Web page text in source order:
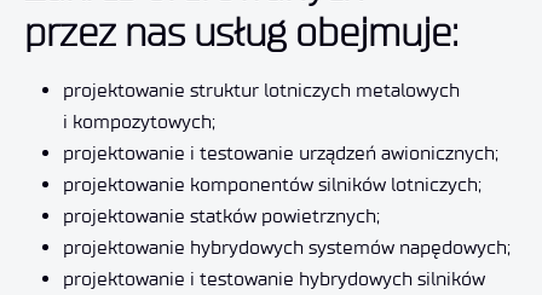
przez nas usług obejmuje:
projektowanie struktur lotniczych metalowych
i kompozytowych;
projektowanie i testowanie urządzeń awionicznych;
projektowanie komponentów silników lotniczych;
projektowanie statków powietrznych;
projektowanie hybrydowych systemów napędowych;
projektowanie i testowanie hybrydowych silników